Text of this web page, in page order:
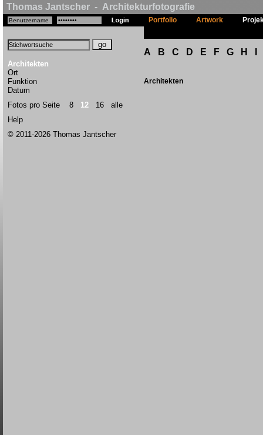
Thomas Jantscher - Architekturfotografie
Architekten
Ort
Funktion
Datum
Fotos pro Seite 8 12 16
alle
Help
© 2011-2026 Thomas Jantscher
Portfolio Artwork
A B C D E F G H
Architekten